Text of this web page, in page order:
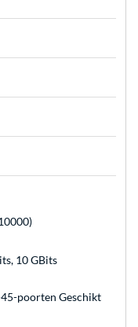
10 GBits
45-poorten Geschikt